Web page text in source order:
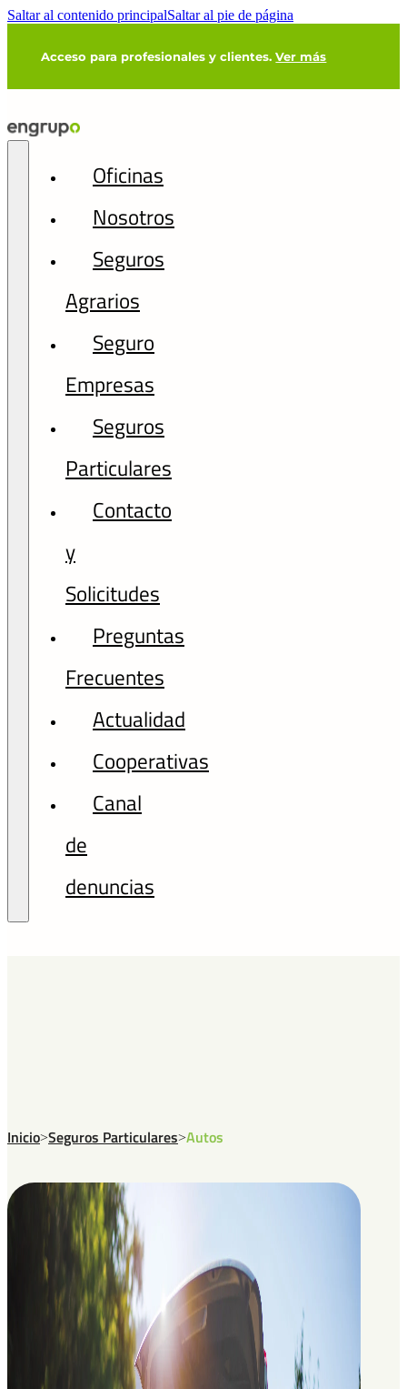
Saltar al contenido principalSaltar al pie de página
Acceso para profesionales y clientes.Ver más
Oficinas
Nosotros
Seguros
Agrarios
Seguro
Empresas
Seguros
Particulares
Contacto
y
Solicitudes
Preguntas
Frecuentes
Actualidad
Cooperativas
Canal
de
denuncias
Inicio>Seguros Particulares>Autos